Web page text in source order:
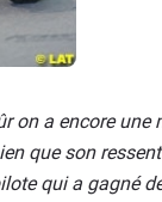
on a encore une
que son
qui a gagné